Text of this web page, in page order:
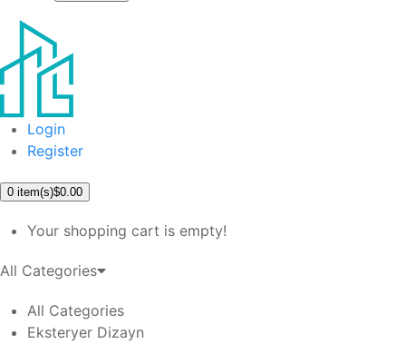
Login
Register
0 item(s)$0.00
Your shopping cart is empty!
All Categories
All Categories
Eksteryer Dizayn